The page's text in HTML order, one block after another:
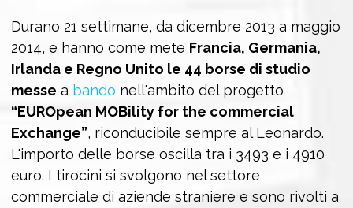
Durano 21 settimane, da dicembre 2013 a maggio
2014, e hanno come mete Francia, Germania,
Irlanda e Regno Unito le 44 borse di studio
messe a bando nell'ambito del progetto
“EUROpean MOBility for the commercial
Exchange”, riconducibile sempre al Leonardo.
L'importo delle borse oscilla tra i 3493 e i 4910
euro. I tirocini si svolgono nel settore
commerciale di aziende straniere e sono rivolti a